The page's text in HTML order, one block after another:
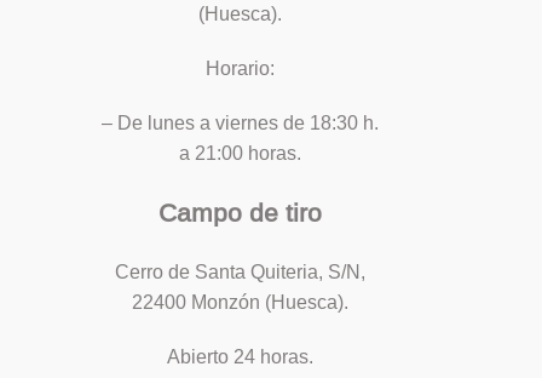
(Huesca).
Horario:
– De lunes a viernes de 18:30 h.
a 21:00 horas.
Campo de tiro
Cerro de Santa Quiteria, S/N,
22400 Monzón (Huesca).
Abierto 24 horas.